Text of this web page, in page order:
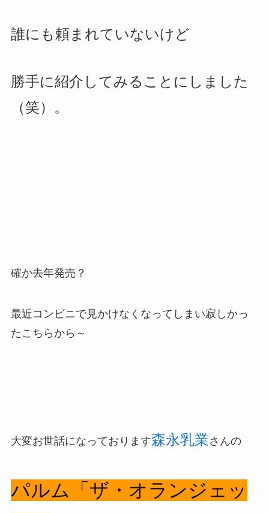
誰にも頼まれていないけど
勝手に紹介してみることにしました
（笑）。
確か去年発売？
最近コンビニで見かけなくなってしまい寂しかっ
たこちらから～
大変お世話になっております森永乳業さんの
パルム「ザ・オランジェッ